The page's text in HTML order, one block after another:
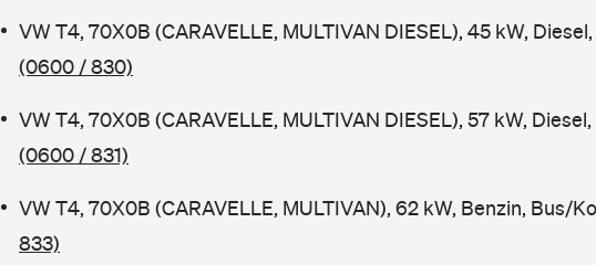
VW T4, 70X0B (CARAVELLE, MULTIVAN DIESEL), 45 kW,
(0600 / 830)
VW T4, 70X0B (CARAVELLE, MULTIVAN DIESEL), 57 kW,
(0600 / 831)
VW T4, 70X0B (CARAVELLE, MULTIVAN), 62 kW, Benzin, Bus/
833)